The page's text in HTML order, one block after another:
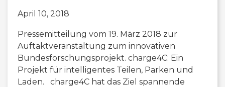
April 10, 2018
Pressemitteilung vom 19. März 2018 zur
Auftaktveranstaltung zum innovativen
Bundesforschungsprojekt. charge4C: Ein
Projekt für intelligentes Teilen, Parken und
Laden. charge4C hat das Ziel spannende